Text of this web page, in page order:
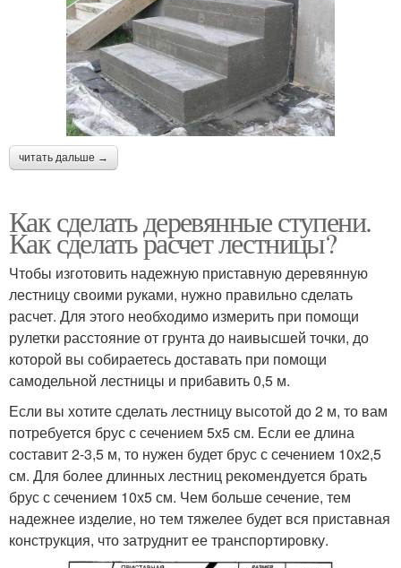
читать дальше →
Как сделать деревянные ступени.
Как сделать расчет лестницы?
Чтобы изготовить надежную приставную деревянную
лестницу своими руками, нужно правильно сделать
расчет. Для этого необходимо измерить при помощи
рулетки расстояние от грунта до наивысшей точки, до
которой вы собираетесь доставать при помощи
самодельной лестницы и прибавить 0,5 м.
Если вы хотите сделать лестницу высотой до 2 м, то вам
потребуется брус с сечением 5х5 см. Если ее длина
составит 2-3,5 м, то нужен будет брус с сечением 10х2,5
см. Для более длинных лестниц рекомендуется брать
брус с сечением 10х5 см. Чем больше сечение, тем
надежнее изделие, но тем тяжелее будет вся приставная
конструкция, что затруднит ее транспортировку.